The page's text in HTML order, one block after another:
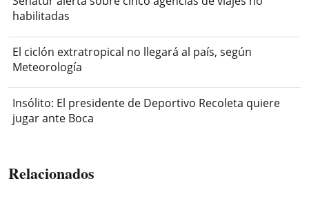
habilitadas
El ciclón extratropical no llegará al país, según
Meteorología
Insólito: El presidente de Deportivo Recoleta quiere
jugar ante Boca
Relacionados